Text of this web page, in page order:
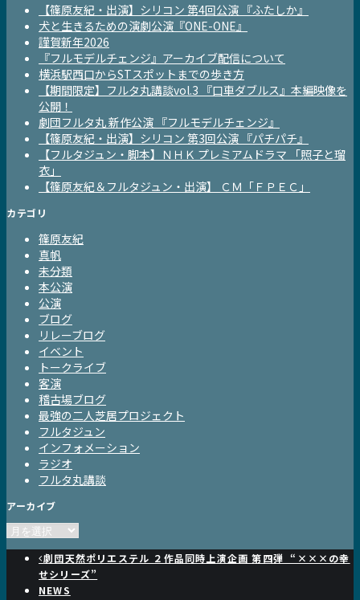
【篠原友紀・出演】シリコン 第4回公演 『ふたしか』
犬と生きるための演劇公演『ONE-ONE』
謹賀新年2026
『フルモデルチェンジ』アーカイブ配信について
横浜駅西口からSTスポットまでの歩き方
【期間限定】フルタ丸講談vol.3 『口車ダブルス』本編映像を
公開！
劇団フルタ丸 新作公演 『フルモデルチェンジ』
【篠原友紀・出演】シリコン 第3回公演 『パチパチ』
【フルタジュン・脚本】ＮＨＫ プレミアムドラマ 「照子と瑠
衣」
【篠原友紀＆フルタジュン・出演】 ＣＭ「ＦＰＥＣ」
カテゴリ
篠原友紀
真帆
未分類
本公演
公演
ブログ
リレーブログ
イベント
トークライブ
客演
稽古場ブログ
最強の二人芝居プロジェクト
フルタジュン
インフォメーション
ラジオ
フルタ丸講談
アーカイブ
ア
劇団天然ポリエステル ２作品同時上演企画 第四弾 “×××の幸
せシリーズ”
NEWS